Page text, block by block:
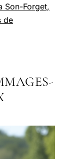
Son-Forget,
de